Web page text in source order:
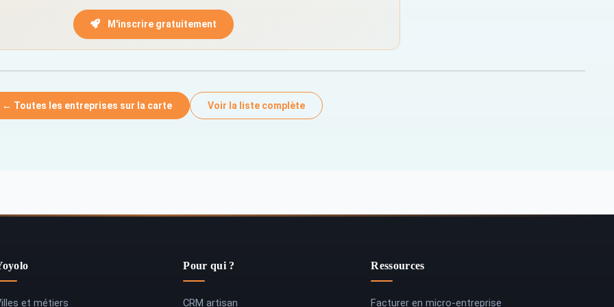
M'inscrire gratuitement
← Toutes les entreprises sur la carte Voir la liste complète
et métiers
Pour qui ?
CRM artisan
Ressources
Facturer en micro-entreprise